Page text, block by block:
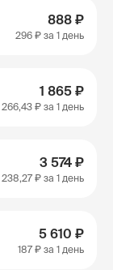
888 ₽
296 ₽ за 1 день
1 865 ₽
266,43 ₽ за 1 день
3 574 ₽
238,27 ₽ за 1 день
5 610 ₽
187 ₽ за 1 день